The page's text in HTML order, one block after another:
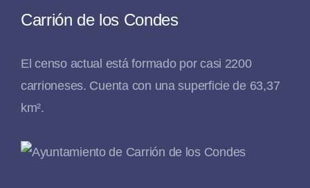
Carrión de los Condes
El censo actual está formado por casi 2200
carrioneses. Cuenta con una superficie de 63,37
km².